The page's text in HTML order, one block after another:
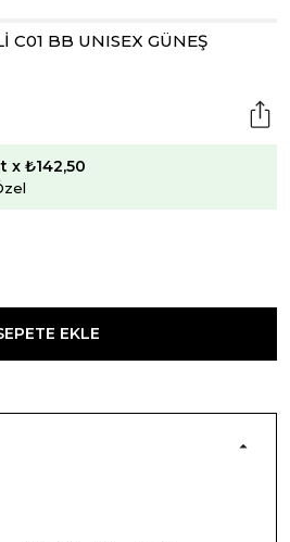
C01 BB UNISEX GÜNEŞ
x ₺142,50
EKLE